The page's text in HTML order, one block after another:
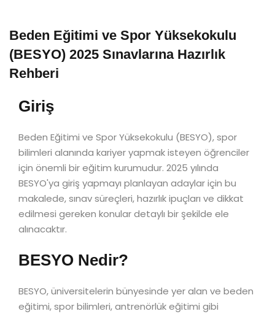
Beden Eğitimi ve Spor Yüksekokulu
(BESYO) 2025 Sınavlarına Hazırlık
Rehberi
Giriş
Beden Eğitimi ve Spor Yüksekokulu (BESYO), spor
bilimleri alanında kariyer yapmak isteyen öğrenciler
için önemli bir eğitim kurumudur. 2025 yılında
BESYO'ya giriş yapmayı planlayan adaylar için bu
makalede, sınav süreçleri, hazırlık ipuçları ve dikkat
edilmesi gereken konular detaylı bir şekilde ele
alınacaktır.
BESYO Nedir?
BESYO, üniversitelerin bünyesinde yer alan ve beden
eğitimi, spor bilimleri, antrenörlük eğitimi gibi